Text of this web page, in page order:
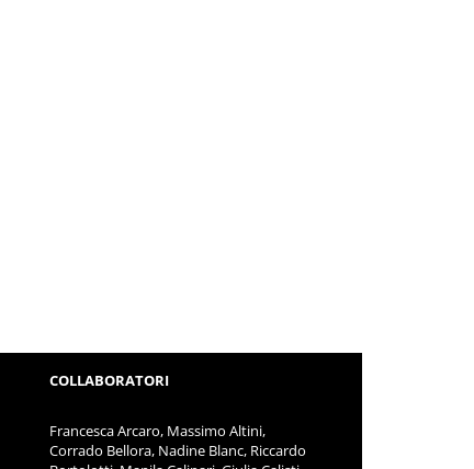
COLLABORATORI
Francesca Arcaro, Massimo Altini,
Corrado Bellora, Nadine Blanc, Riccardo